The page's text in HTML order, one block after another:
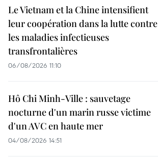
Le Vietnam et la Chine intensifient
leur coopération dans la lutte contre
les maladies infectieuses
transfrontalières
06/08/2026 11:10
Hô Chi Minh-Ville : sauvetage
nocturne d'un marin russe victime
d'un AVC en haute mer
04/08/2026 14:51